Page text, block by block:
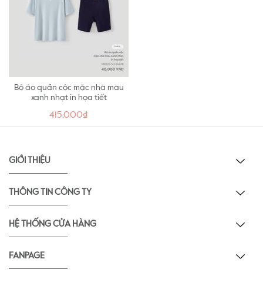
Bộ áo quần cộc mặc nhà màu
xanh nhạt in họa tiết
415,000₫
GIỚI THIỆU
THÔNG TIN CÔNG TY
HỆ THỐNG CỬA HÀNG
FANPAGE